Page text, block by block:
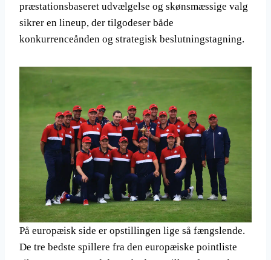
præstationsbaseret udvælgelse og skønsmæssige valg
sikrer en lineup, der tilgodeser både
konkurrenceånden og strategisk beslutningstagning.
På europæisk side er opstillingen lige så fængslende.
De tre bedste spillere fra den europæiske pointliste